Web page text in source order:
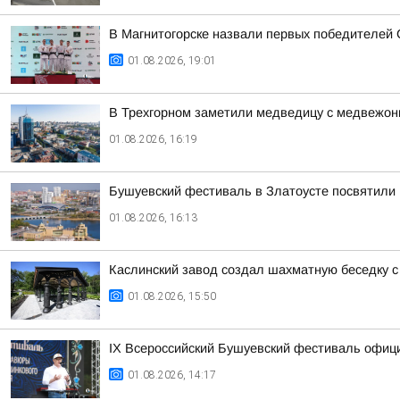
В Магнитогорске назвали первых
01.08.2026, 19:01
В Трехгорном заметили медведицу с
01.08.2026, 16:19
Бушуевский фестиваль в Златоусте
01.08.2026, 16:13
Каслинский завод создал шахматную беседку
01.08.2026, 15:50
IX Всероссийский Бушуевский фестиваль
01.08.2026, 14:17